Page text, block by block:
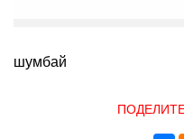
шумбай